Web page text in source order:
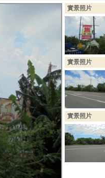
實景照片
實景照片
實景照片